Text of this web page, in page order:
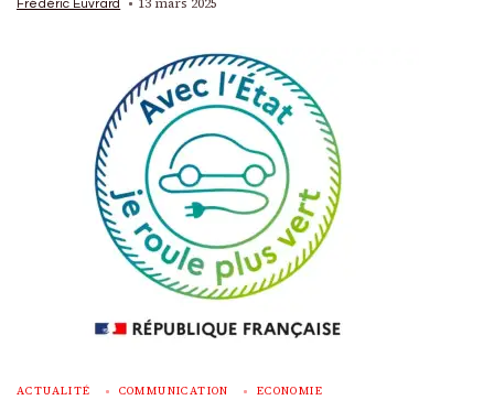
Frédéric Euvrard
ACTUALITÉ COMMUNICATION ECONOMIE